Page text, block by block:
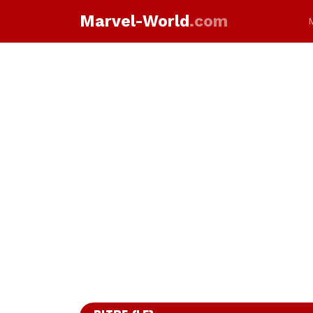
Marvel-World.com